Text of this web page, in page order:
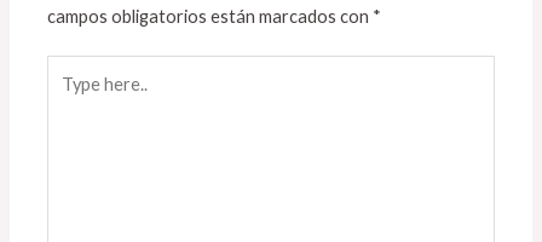
campos obligatorios están marcados con *
here..